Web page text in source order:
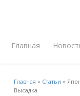
Главная
Главная » Статьи »
Высадка